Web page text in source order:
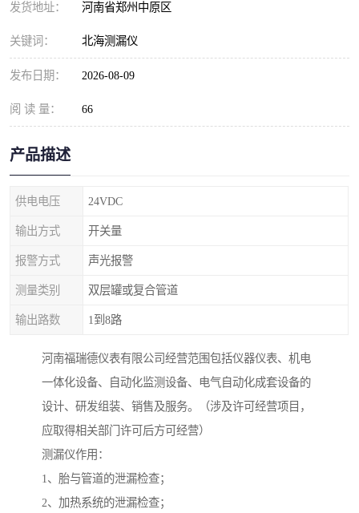
发货地址： 河南省郑州中原区
关键词： 北海测漏仪
发布日期： 2026-08-09
阅 读 量： 66
产品描述
供电电压 24VDC
输出方式 开关量
报警方式 声光报警
测量类别 双层罐或复合管道
输出路数 1到8路
河南福瑞德仪表有限公司经营范围包括仪器仪表、机电
一体化设备、自动化监测设备、电气自动化成套设备的
设计、研发组装、销售及服务。（涉及许可经营项目，
应取得相关部门许可后方可经营）
测漏仪作用：
1、胎与管道的泄漏检查；
2、加热系统的泄漏检查；